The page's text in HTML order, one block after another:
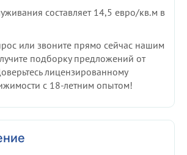
составляет 14,5 евро/кв.м в
или звоните прямо сейчас нашим
подборку предложений от
лицензированному
с 18-летним опытом!